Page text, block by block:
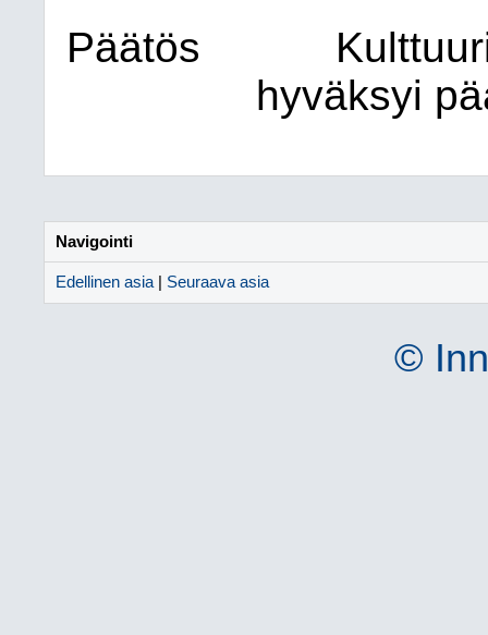
Päätös
hyväksyi
Navigointi
Edellinen asia Seuraava asia
©